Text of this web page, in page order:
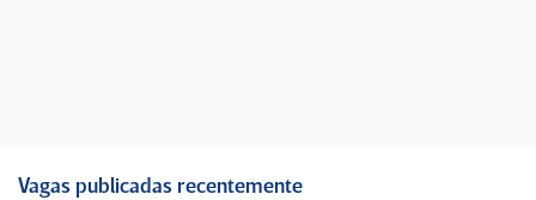
Vagas publicadas recentemente